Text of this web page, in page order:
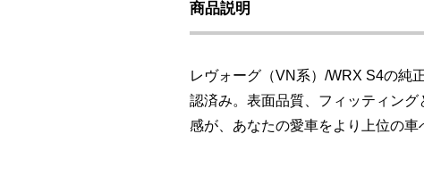
商品説明
レヴォーグ（VN系）/WRX S4の純
認済み。表面品質、フィッティン
感が、あなたの愛車をより上位の車